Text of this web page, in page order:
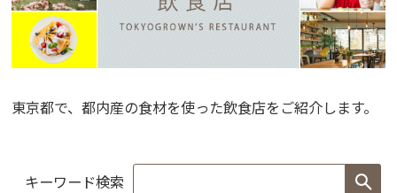
～
東京都で、都内産の食材を使った飲食店をご紹介します。
キーワード検索